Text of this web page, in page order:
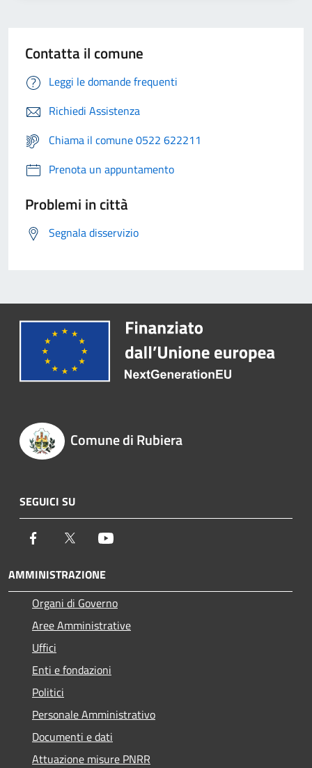
Contatta il comune
Leggi le domande frequenti
Richiedi Assistenza
Chiama il comune 0522 622211
Prenota un appuntamento
Problemi in città
Segnala disservizio
Comune di Rubiera
SEGUICI SU
Facebook Twitter
AMMINISTRAZIONE
Organi di Governo
Aree Amministrative
Uffici
Enti e fondazioni
Politici
Personale Amministrativo
Documenti e dati
Attuazione misure PNRR